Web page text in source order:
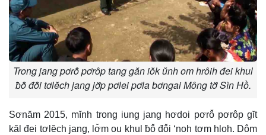
Trong jang pơrô̆ pơrôp tang găn iŏk ŭnh om hrôih đei khul
ƀô̆ đô̆i tơlĕch jang jơ̆p pơlei pơla bơngai Mông tơ̆ Sìn Hồ.
Sơnăm 2015, mĭnh trong iung jang hơdoi pơrô̆ pơrôp gĭt
kăl đei tơlĕch jang, lơ̆m ou khul ƀô̆ đô̆i ‘noh tơm hloh. Dôm